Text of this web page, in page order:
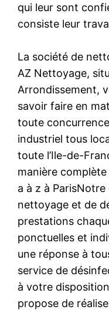
qui leur sont
consiste leur
La société de
AZ Nettoyage,
Arrondissement,
savoir faire en
toute
industriel tous
toute l’Ile-de-
manière
a à z à
nettoyage et de
prestations
ponctuelles et
une réponse à
service de
à votre
propose de